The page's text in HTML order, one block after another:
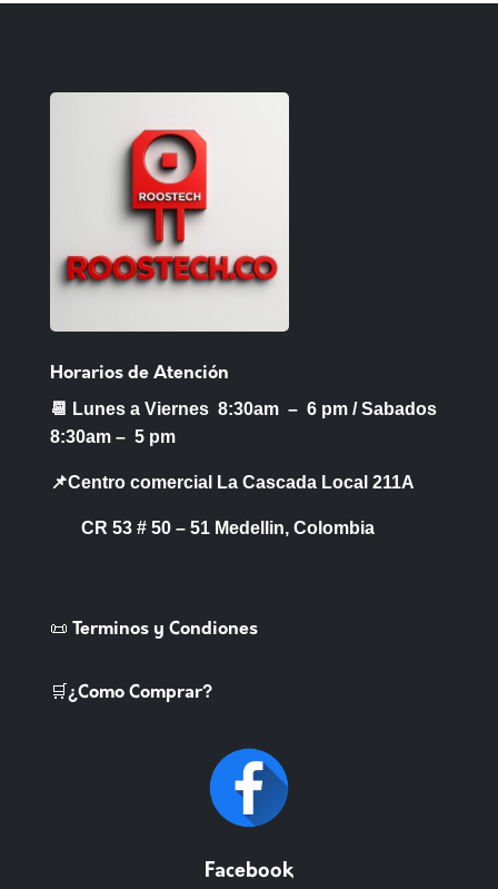
Horarios de Atención
📆 Lunes a Viernes 8:30am – 6 pm /Sabados
8:30am – 5 pm
📌Centro comercial La Cascada Local 211A
CR 53 # 50 – 51 Medellin, Colombia
📜 Terminos y Condiones
🛒¿Como Comprar?
Facebook